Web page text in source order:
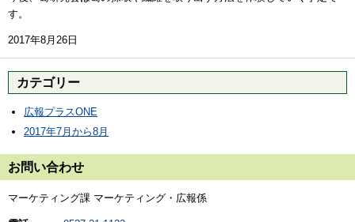
す。
2017年8月26日
カテゴリー
広報プラスONE
2017年7月から8月
お問い合わせ
マーケティング課 マーケティング・広報係